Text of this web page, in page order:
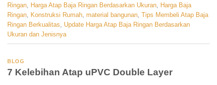
Ringan, Harga Atap Baja Ringan Berdasarkan Ukuran, Harga Baja
Ringan, Konstruksi Rumah, material bangunan, Tips Membeli Atap Baja
Ringan Berkualitas, Update Harga Atap Baja Ringan Berdasarkan
Ukuran dan Jenisnya
BLOG
7 Kelebihan Atap uPVC Double Layer